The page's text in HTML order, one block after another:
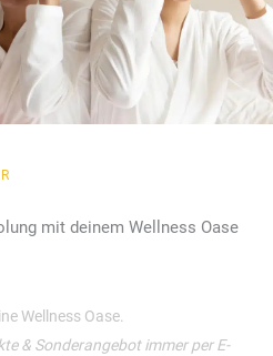
mit deinem Wellness Oase
Wellness Oase.
& Sonderangebot immer per E-